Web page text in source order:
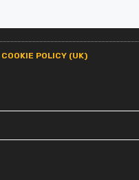
COOKIE POLICY (UK)